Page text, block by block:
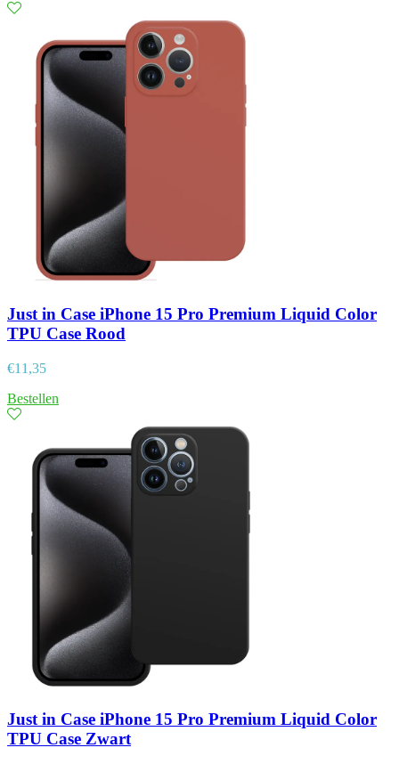
Just in Case iPhone 15 Pro Premium Liquid Color
TPU Case Rood
€11,35
Bestellen
Just in Case iPhone 15 Pro Premium Liquid Color
TPU Case Zwart